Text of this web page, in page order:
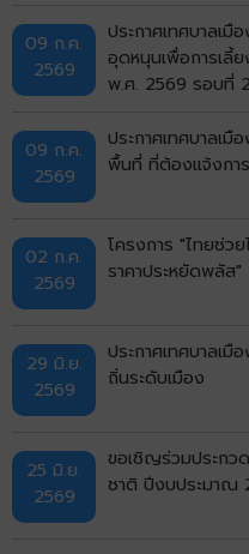
09 ก.ค.
2569
ประกาศเทศบาลเมื
อุดหนุนเพื่อการเลี้
พ.ศ. 2569 รอบที่ 2
09 ก.ค.
2569
ประกาศเทศบาลเ
พื้นที่ ที่ต้องแจ้งกา
02 ก.ค.
2569
โครงการ "ไทยช่ว
ราคาประหยัดพลัส"
29 มิ.ย.
2569
ประกาศเทศบาลเมื
ถิ่นระดับเมือง
25 มิ.ย.
2569
ขอเชิญร่วมประกว
ชาติ ปีงบประมาณ